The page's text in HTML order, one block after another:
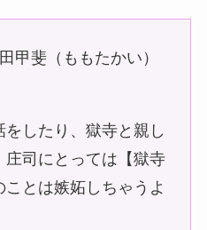
甲斐（ももたかい）
したり、獄寺と親し
庄司にとっては【獄寺
とは嫉妬しちゃうよ